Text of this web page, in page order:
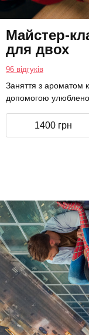
Майстер-
для двох
96 відгуків
Заняття з ароматом
допомогою
1400 грн